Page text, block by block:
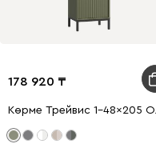
178 920
Көрме Трейвис 1-48x205